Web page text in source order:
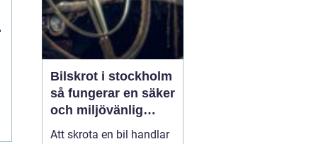
Bilskrot i stockholm
så fungerar en säker
och miljövänlig
skrotning
Att skrota en bil handlar